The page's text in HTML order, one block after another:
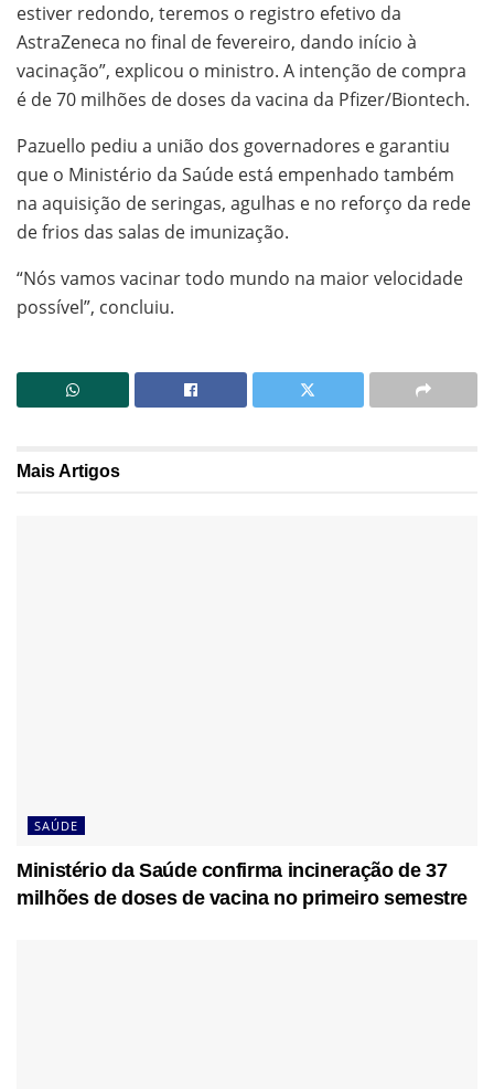
estiver redondo, teremos o registro efetivo da
AstraZeneca no final de fevereiro, dando início à
vacinação”, explicou o ministro. A intenção de compra
é de 70 milhões de doses da vacina da Pfizer/Biontech.
Pazuello pediu a união dos governadores e garantiu
que o Ministério da Saúde está empenhado também
na aquisição de seringas, agulhas e no reforço da rede
de frios das salas de imunização.
“Nós vamos vacinar todo mundo na maior velocidade
possível”, concluiu.
MaisArtigos
SAÚDE
Ministério da Saúde confirma incineração de 37
milhões de doses de vacina no primeiro semestre